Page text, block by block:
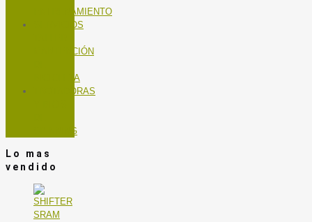
ENTRENAMIENTO
SERVICIOS
MANTENCIÓN
BICICLETA
TROTADORAS
SPINNING
Lo mas
vendido